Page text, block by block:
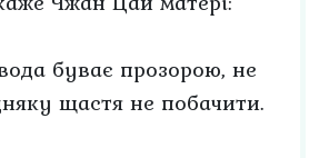
буває прозорою, не
щастя не побачити.